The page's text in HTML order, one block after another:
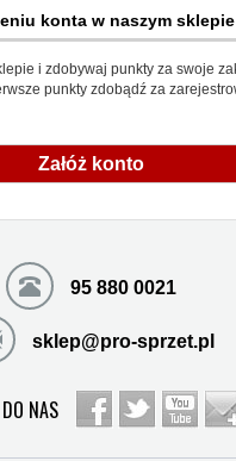
konta w naszym sklepie
i zdobywaj punkty za swoje
punkty zdobądź za
Załóż konto
95 880 0021
sklep@pro-sprzet.pl
NAS